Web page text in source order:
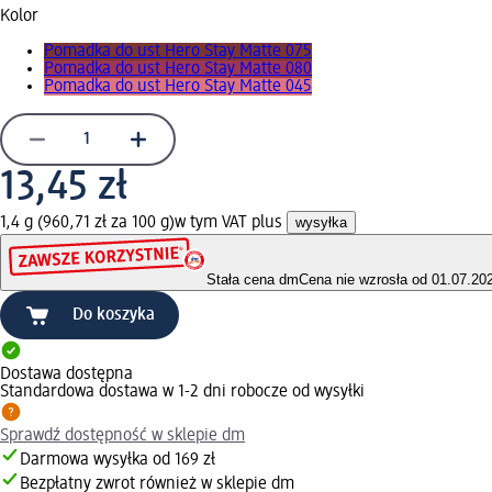
Kolor
Pomadka do ust Hero Stay Matte 075
Pomadka do ust Hero Stay Matte 080
Pomadka do ust Hero Stay Matte 045
13,45 zł
1,4 g (960,71 zł za 100 g)w tym VAT plus wysyłka
Stała cena dmCena nie wzrosła od
Do koszyka
Dostawa dostępna
Standardowa dostawa w 1-2 dni robocze od wysyłki
Sprawdź dostępność w sklepie dm
Darmowa wysyłka od 169 zł
Bezpłatny zwrot również w sklepie dm